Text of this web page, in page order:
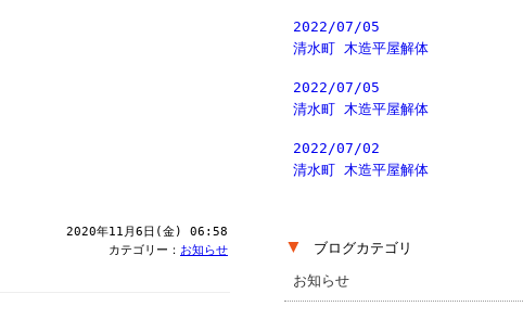
2020年11月6日(金) 06:58
カテゴリー： お知らせ
2022/07/05
清水町 木造平屋解体
2022/07/05
清水町 木造平屋解体
2022/07/02
清水町 木造平屋解体
▼ ブログカテゴリ
お知らせ